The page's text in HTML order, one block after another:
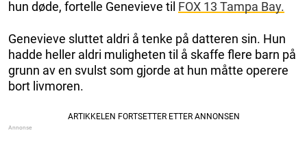
hun døde, fortelle Genevieve til FOX 13 Tampa Bay.
Genevieve sluttet aldri å tenke på datteren sin. Hun
hadde heller aldri muligheten til å skaffe flere barn på
grunn av en svulst som gjorde at hun måtte operere
bort livmoren.